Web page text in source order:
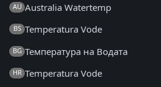
AU Australia Watertemp
BS Temperatura Vode
BG Температура на Водата
HR Temperatura Vode